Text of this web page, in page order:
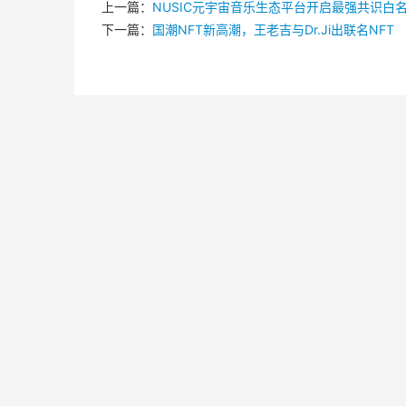
上一篇： NUSIC元宇宙音乐生态平台开启最强共识白
下一篇： 国潮NFT新高潮，王老吉与Dr.Ji出联名NFT